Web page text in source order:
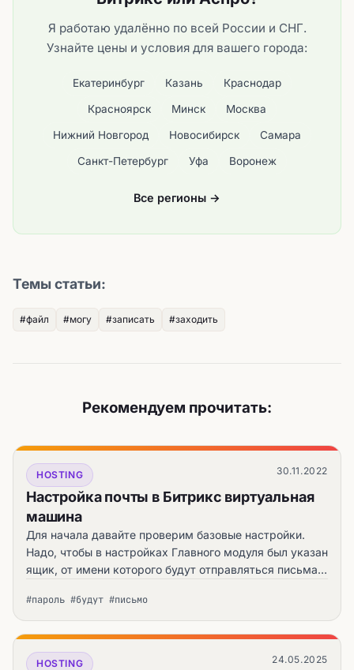
Я работаю удалённо по всей России и СНГ.
Узнайте цены и условия для вашего города:
Екатеринбург Казань Краснодар
Красноярск Минск Москва
Нижний Новгород Новосибирск Самара
Санкт-Петербург Уфа Воронеж
Все регионы →
Темы статьи:
#файл #могу #записать #заходить
Рекомендуем прочитать:
HOSTING 30.11.2022
Настройка почты в Битрикс виртуальная
машина
Для начала давайте проверим базовые настройки.
Надо, чтобы в настройках Главного модуля был указан
ящик, от имени которого будут отправляться письма.
отправителя.
#пароль #будут #письмо
HOSTING 24.05.2025